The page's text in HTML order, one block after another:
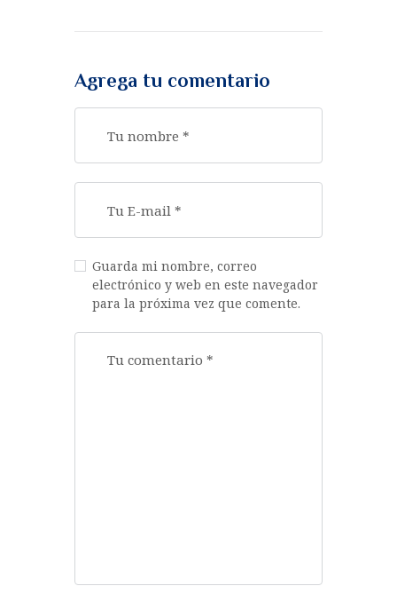
Agrega tu comentario
Guarda mi nombre, correo
electrónico y web en este navegador
para la próxima vez que comente.